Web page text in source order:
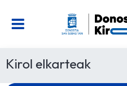
Kirol elkarteak